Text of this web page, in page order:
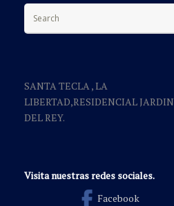
SANTA TECLA , LA
LIBERTAD,RESIDENCIAL
DEL REY.
Visita nuestras redes sociales.
Facebook